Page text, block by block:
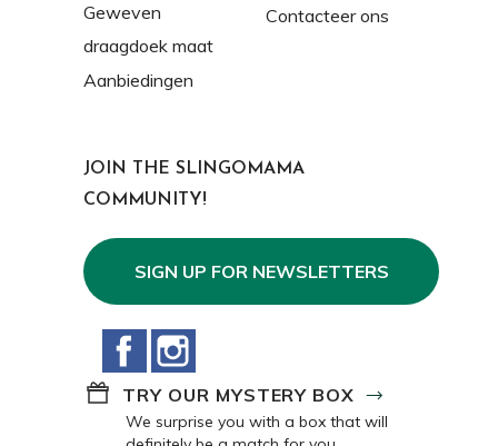
Geweven
draagdoek maat
Aanbiedingen
Contacteer ons
JOIN THE SLINGOMAMA
COMMUNITY!
SIGN UP FOR NEWSLETTERS
Facebook
TRY OUR MYSTERY BOX
We surprise you with a box that will